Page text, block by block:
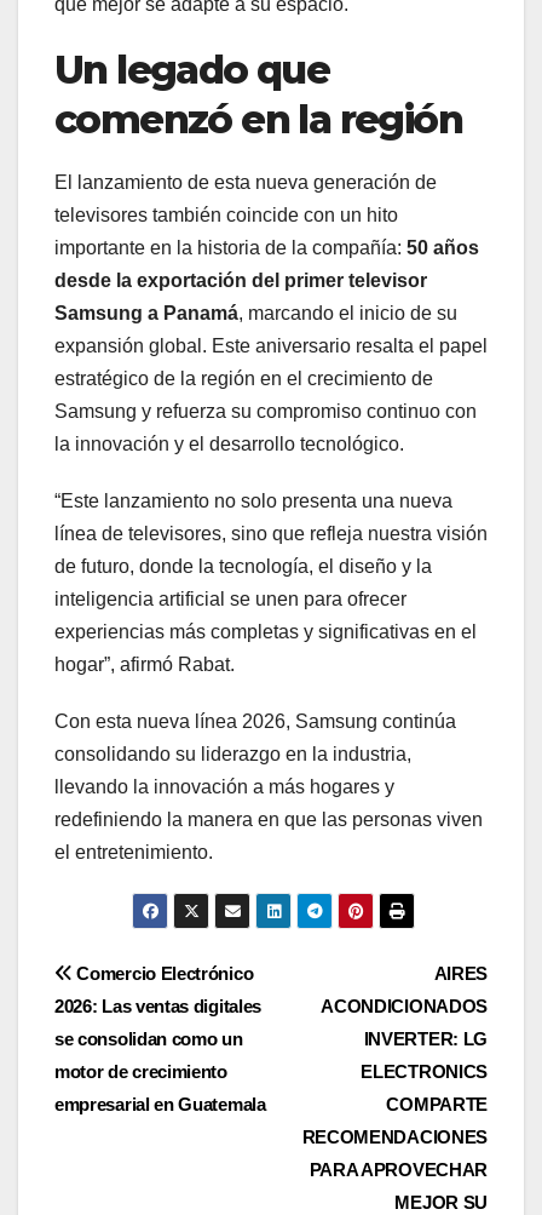
que mejor se adapte a su espacio.
Un legado que
comenzó en la región
El lanzamiento de esta nueva generación de
televisores también coincide con un hito
importante en la historia de la compañía: 50 años
desde la exportación del primer televisor
Samsung a Panamá, marcando el inicio de su
expansión global. Este aniversario resalta el papel
estratégico de la región en el crecimiento de
Samsung y refuerza su compromiso continuo con
la innovación y el desarrollo tecnológico.
“Este lanzamiento no solo presenta una nueva
línea de televisores, sino que refleja nuestra visión
de futuro, donde la tecnología, el diseño y la
inteligencia artificial se unen para ofrecer
experiencias más completas y significativas en el
hogar”, afirmó Rabat.
Con esta nueva línea 2026, Samsung continúa
consolidando su liderazgo en la industria,
llevando la innovación a más hogares y
redefiniendo la manera en que las personas viven
el entretenimiento.
Navegación
de
entradas
AIRES
ACONDICIONADOS
INVERTER: LG
ELECTRONICS
COMPARTE
RECOMENDACIONES
PARA APROVECHAR
MEJOR SU
Comercio Electrónico
2026: Las ventas digitales
se consolidan como un
motor de crecimiento
empresarial en Guatemala